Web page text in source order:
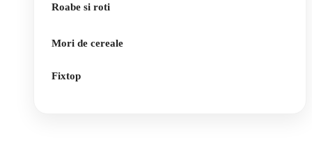
Roabe si roti
Mori de cereale
Fixtop